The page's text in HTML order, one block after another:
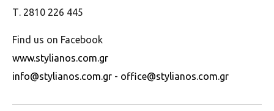
Τ. 2810 226 445
Find us on Facebook
www.stylianos.com.gr
info@stylianos.com.gr - office@stylianos.com.gr